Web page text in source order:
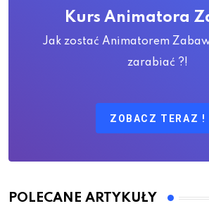
Kurs Animatora
Jak zostać Animatorem
zarabiać ?!
ZOBACZ TERAZ !
POLECANE ARTYKUŁY